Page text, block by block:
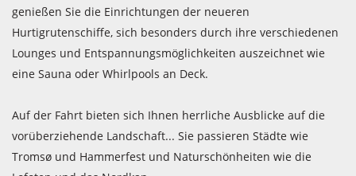
genießen Sie die Einrichtungen der neueren
Hurtigrutenschiffe, sich besonders durch ihre verschiedenen
Lounges und Entspannungsmöglichkeiten auszeichnet wie
eine Sauna oder Whirlpools an Deck.
Auf der Fahrt bieten sich Ihnen herrliche Ausblicke auf die
vorüberziehende Landschaft... Sie passieren Städte wie
Tromsø und Hammerfest und Naturschönheiten wie die